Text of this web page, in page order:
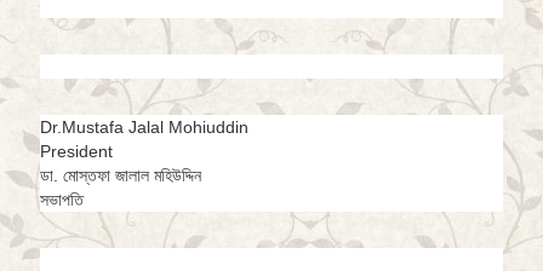
Dr.Mustafa Jalal Mohiuddin
President
ডা. মোস্তফা জালাল মহিউদ্দিন
সভাপতি